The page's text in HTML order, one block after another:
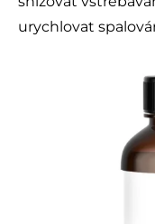
urychlovat